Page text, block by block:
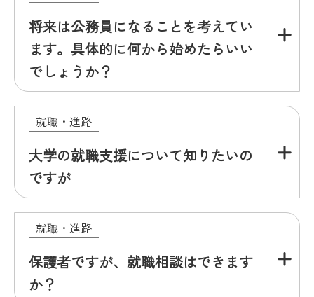
将来は公務員になることを考えてい
ます。具体的に何から始めたらいい
でしょうか？
就職・進路
大学の就職支援について知りたいの
ですが
就職・進路
保護者ですが、就職相談はできます
か？